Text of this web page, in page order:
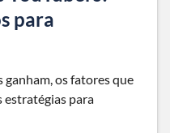
para
os fatores que
estratégias para